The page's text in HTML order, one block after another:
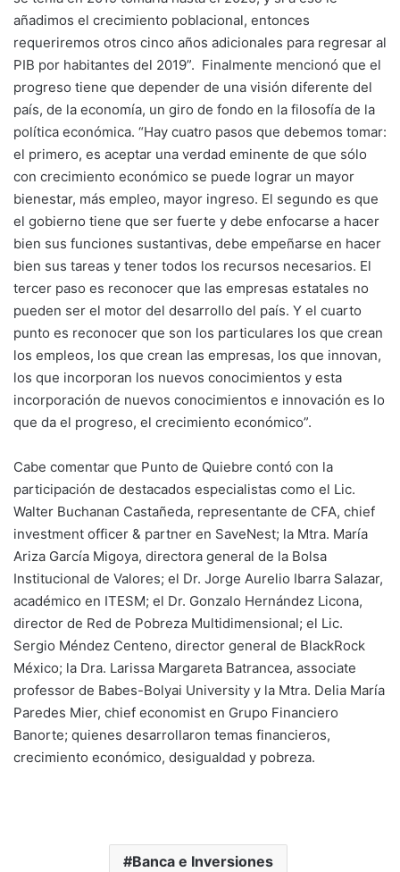
añadimos el crecimiento poblacional, entonces
requeriremos otros cinco años adicionales para regresar al
PIB por habitantes del 2019”. Finalmente mencionó que el
progreso tiene que depender de una visión diferente del
país, de la economía, un giro de fondo en la filosofía de la
política económica. “Hay cuatro pasos que debemos tomar:
el primero, es aceptar una verdad eminente de que sólo
con crecimiento económico se puede lograr un mayor
bienestar, más empleo, mayor ingreso. El segundo es que
el gobierno tiene que ser fuerte y debe enfocarse a hacer
bien sus funciones sustantivas, debe empeñarse en hacer
bien sus tareas y tener todos los recursos necesarios. El
tercer paso es reconocer que las empresas estatales no
pueden ser el motor del desarrollo del país. Y el cuarto
punto es reconocer que son los particulares los que crean
los empleos, los que crean las empresas, los que innovan,
los que incorporan los nuevos conocimientos y esta
incorporación de nuevos conocimientos e innovación es lo
que da el progreso, el crecimiento económico”.
Cabe comentar que Punto de Quiebre contó con la
participación de destacados especialistas como el Lic.
Walter Buchanan Castañeda, representante de CFA, chief
investment officer & partner en SaveNest; la Mtra. María
Ariza García Migoya, directora general de la Bolsa
Institucional de Valores; el Dr. Jorge Aurelio Ibarra Salazar,
académico en ITESM; el Dr. Gonzalo Hernández Licona,
director de Red de Pobreza Multidimensional; el Lic.
Sergio Méndez Centeno, director general de BlackRock
México; la Dra. Larissa Margareta Batrancea, associate
professor de Babes-Bolyai University y la Mtra. Delia María
Paredes Mier, chief economist en Grupo Financiero
Banorte; quienes desarrollaron temas financieros,
crecimiento económico, desigualdad y pobreza.
Banca e Inversiones